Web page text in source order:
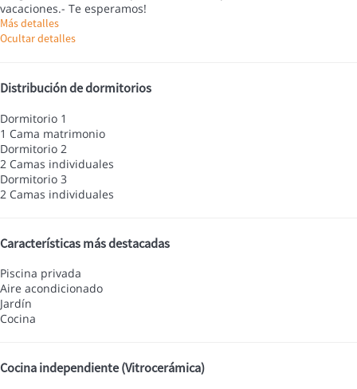
vacaciones.- Te esperamos!
Más detalles
Ocultar detalles
Distribución de dormitorios
Dormitorio 1
1 Cama matrimonio
Dormitorio 2
2 Camas individuales
Dormitorio 3
2 Camas individuales
Características más destacadas
Piscina privada
Aire acondicionado
Jardín
Cocina
Cocina independiente (Vitrocerámica)